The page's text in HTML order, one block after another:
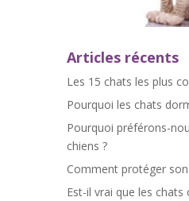
Articles récents
Les 15 chats les plus
Pourquoi les chats
Pourquoi préférons-
chiens ?
Comment protéger
Est-il vrai que les